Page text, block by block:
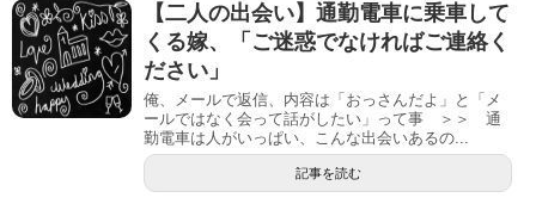
【二人の出会い】通勤電車に乗車して
くる嫁、「ご迷惑でなければご連絡く
ださい」
俺、メールで返信、内容は「おっさんだよ」と「メ
ールではなく会って話がしたい」って事 ＞＞ 通
勤電車は人がいっぱい、こんな出会いあるの...
記事を読む